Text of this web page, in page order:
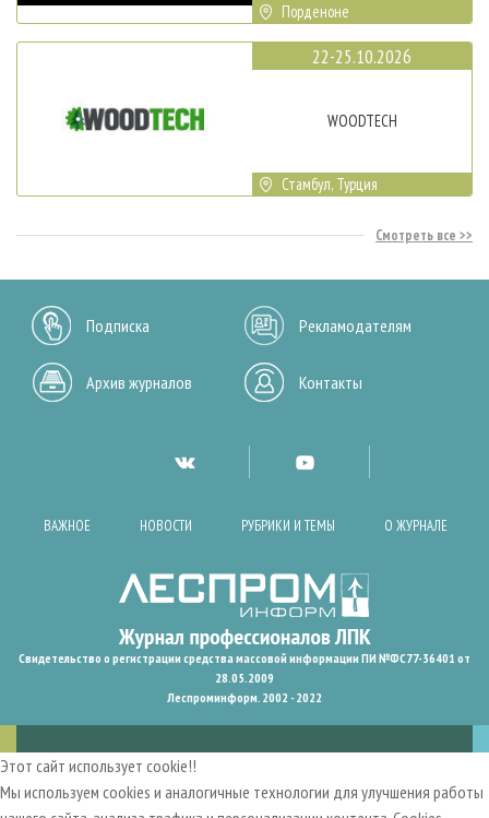
Порденоне
22-25.10.2026
WOODTECH
Стамбул, Турция
Смотреть все
Подписка Рекламодателям
Архив журналов Контакты
ВАЖНОЕ НОВОСТИ РУБРИКИ И ТЕМЫ О ЖУРНАЛЕ
Свидетельство о регистрации средства массовой информации ПИ №ФС77-36401 от
28.05.2009
Леспроминформ. 2002 - 2022
Этот сайт использует cookie!!
Мы используем cookies и аналогичные технологии для улучшения работы